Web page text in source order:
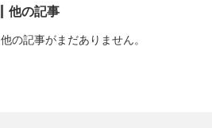
他の記事
他の記事がまだありません。